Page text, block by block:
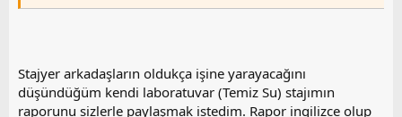
n
h
i
Stajyer arkadaşların oldukça işine yarayacağını
düşündüğüm kendi laboratuvar (Temiz Su) stajımın
raporunu sizlerle paylaşmak istedim. Rapor ingilizce olup